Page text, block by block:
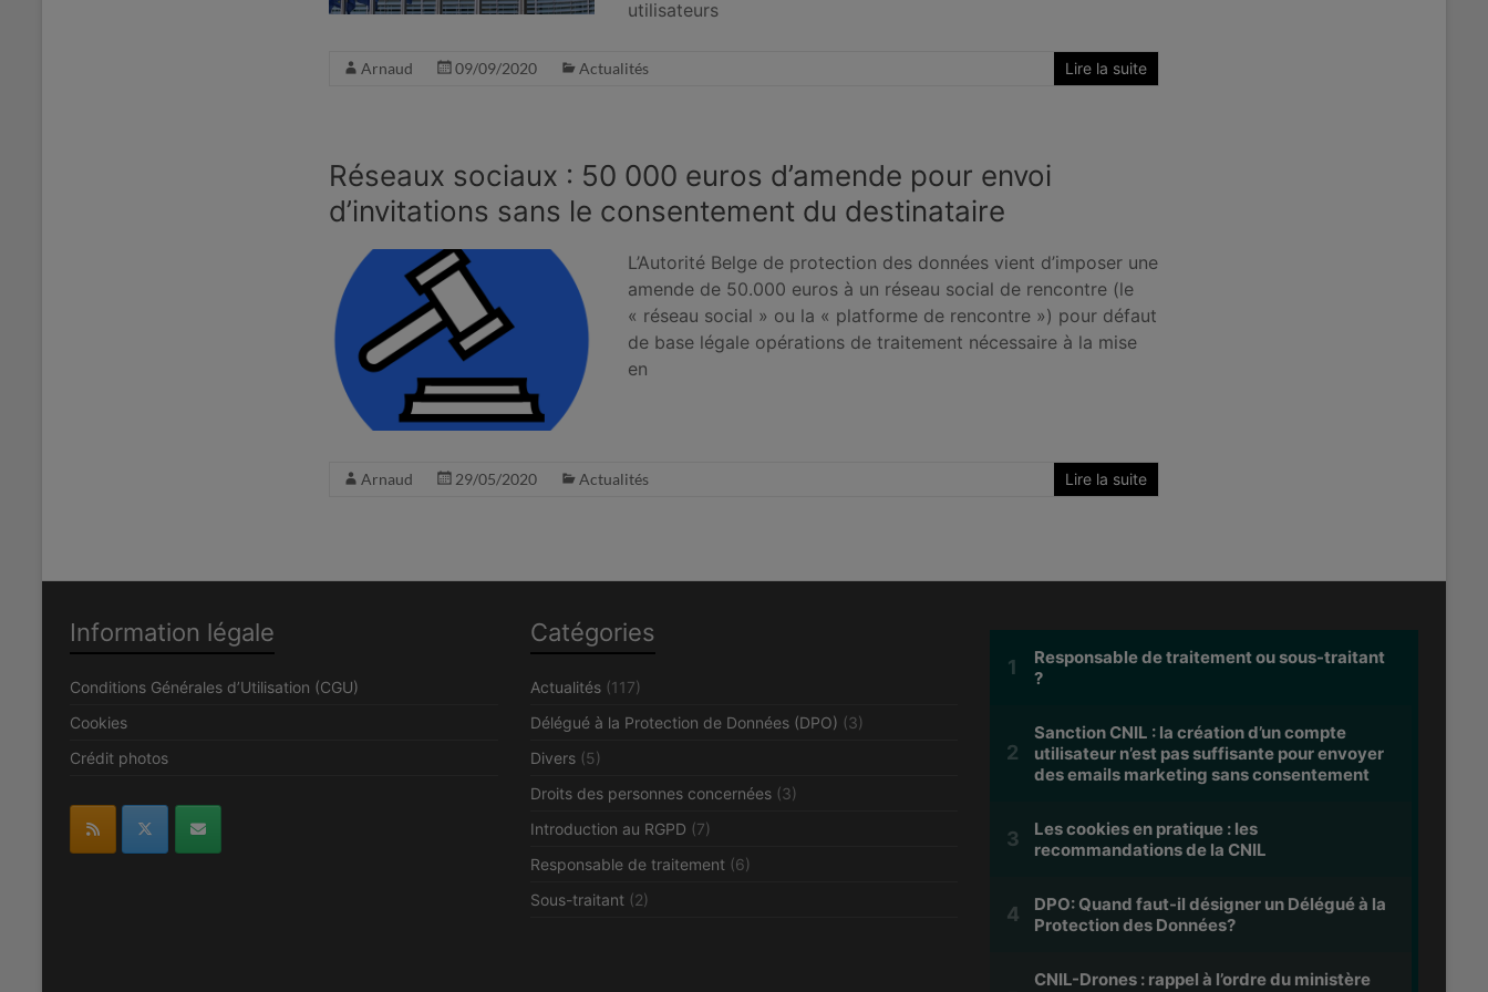
utilisateurs
Arnaud 09/09/2020 Actualités Lire la suite
Réseaux sociaux : 50 000 euros d’amende pour envoi
d’invitations sans le consentement du destinataire
L’Autorité Belge de protection des données vient d’imposer une
amende de 50.000 euros à un réseau social de rencontre (le
« réseau social » ou la « platforme de rencontre ») pour défaut
de base légale opérations de traitement nécessaire à la mise
en
Arnaud 29/05/2020 Actualités Lire la suite
Information légale
Conditions Générales d’Utilisation (CGU)
Cookies
Crédit photos
Catégories
Actualités(117)
Délégué à la Protection de Données (DPO) (3)
Divers(5)
Droits des personnes concernées(3)
Introduction au RGPD (7)
Responsable de traitement (6)
Sous-traitant (2)